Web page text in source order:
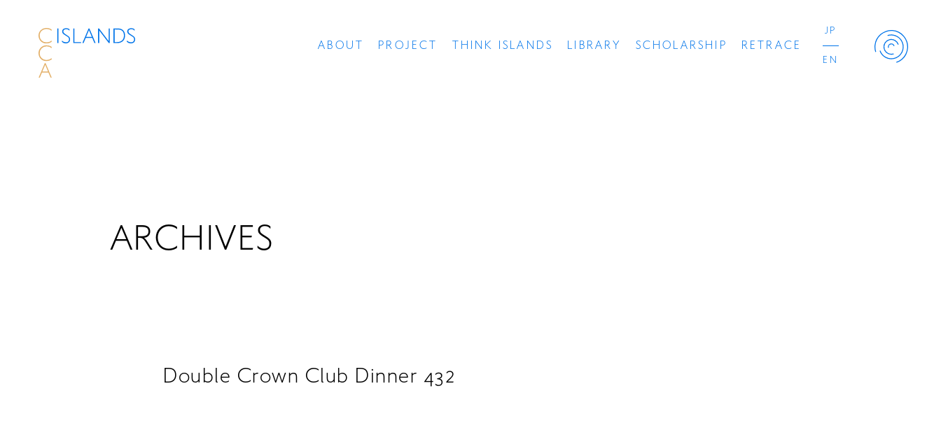
ABOUT PROJECT THINK ISLANDS LIBRARY SCHOLARSHIP RETRACE
JP
EN
ARCHIVES
Double Crown Club Dinner 432